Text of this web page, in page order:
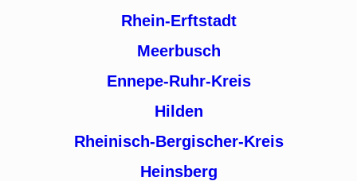
Rhein-Erftstadt
Meerbusch
Ennepe-Ruhr-Kreis
Hilden
Rheinisch-Bergischer-Kreis
Heinsberg